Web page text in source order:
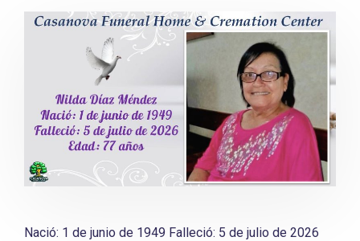
Nació: 1 de junio de 1949 Falleció: 5 de julio de 2026